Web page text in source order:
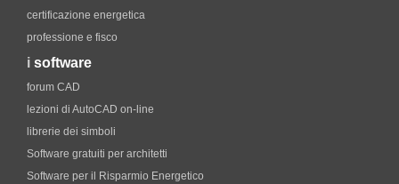
certificazione energetica
professione e fisco
i software
forum CAD
lezioni di AutoCAD on-line
librerie dei simboli
Software gratuiti per architetti
Software per il Risparmio Energetico